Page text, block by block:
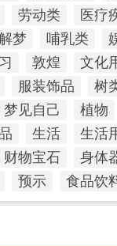
劳动类
医疗
梦 哺乳类
敦煌
文化
服装饰品 树
梦见自己 植物
生活 生活
财物宝石
身体
预示 食品饮